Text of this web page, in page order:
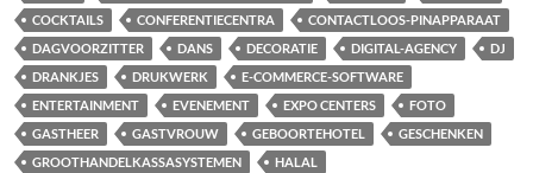
COCKTAILS
CONFERENTIECENTRA
CONTACTLOOS-PINAPPARAAT
DAGVOORZITTER
DANS DECORATIE DIGITAL-AGENCY
DJ
DRANKJES
DRUKWERK
E-COMMERCE-SOFTWARE
ENTERTAINMENT
EVENEMENT EXPO CENTERS
FOTO
GASTHEER
GASTVROUW GEBOORTEHOTEL
GESCHENKEN
GROOTHANDELKASSASYSTEMEN
HALAL